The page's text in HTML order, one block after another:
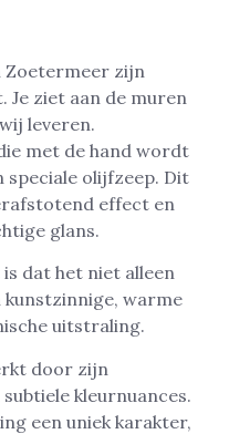
met de hand wordt
speciale olijfzeep. Dit
effect en
glans.
dat het niet alleen
warme
uitstraling.
door zijn
kleurnuances.
een uniek karakter,